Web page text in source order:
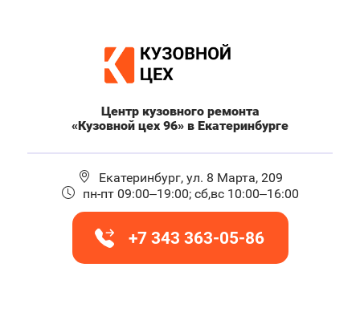
Центр кузовного ремонта
«Кузовной цех 96» в Екатеринбурге
Екатеринбург, ул. 8 Марта, 209
пн-пт 09:00–19:00; сб,вс 10:00–16:00
+7 343 363-05-86